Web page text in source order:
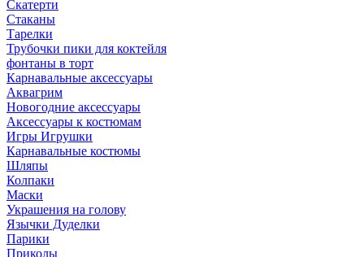
Скатерти
Стаканы
Тарелки
Трубочки пики для коктейля
фонтаны в торт
Карнавальные аксессуары
Аквагрим
Новогодние аксессуары
Аксессуары к костюмам
Игры Игрушки
Карнавальные костюмы
Шляпы
Колпаки
Маски
Украшения на голову
Язычки Дуделки
Парики
Приколы